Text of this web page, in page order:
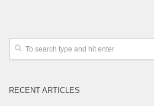
RECENT ARTICLES